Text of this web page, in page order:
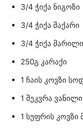
3/4 ჭიქა ნიგოზი
3/4 ჭიქა შაქარი
3/4 ჭიქა მარილი
250გ კარაქი
1 ჩაის კოვზი
1 შეკვრა ვანილი
1 სუფრის კოვზი